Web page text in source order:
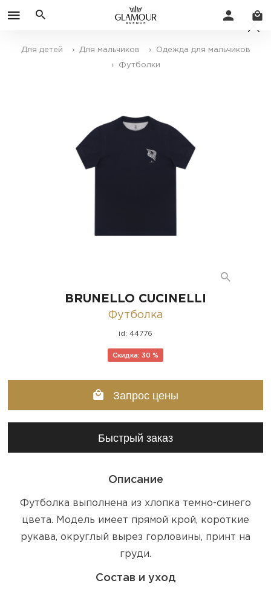
Для детей › Для мальчиков › Одежда для мальчиков
› Футболки
BRUNELLO CUCINELLI
Футболка
id: 44776
Скидка: 30 %
Запрос цены
Быстрый заказ
Описание
Футболка выполнена из хлопка темно-синего
цвета. Модель имеет прямой крой, короткие
рукава, округлый вырез горловины, принт на
груди.
Состав и уход